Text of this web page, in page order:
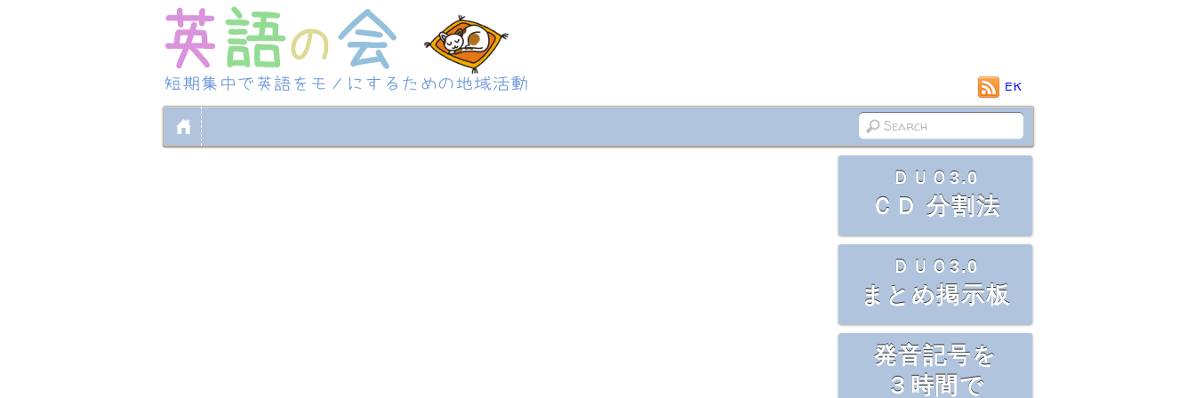
EK
ＤＵＯ3.0
ＣＤ 分割法
ＤＵＯ3.0
まとめ掲示板
発音記号を
３時間で